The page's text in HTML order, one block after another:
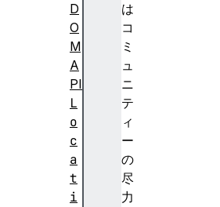
は
コ
ミ
ュ
ニ
テ
ィ
ー
の
尽
力
D
O
M
A
PI
L
o
c
a
t
i